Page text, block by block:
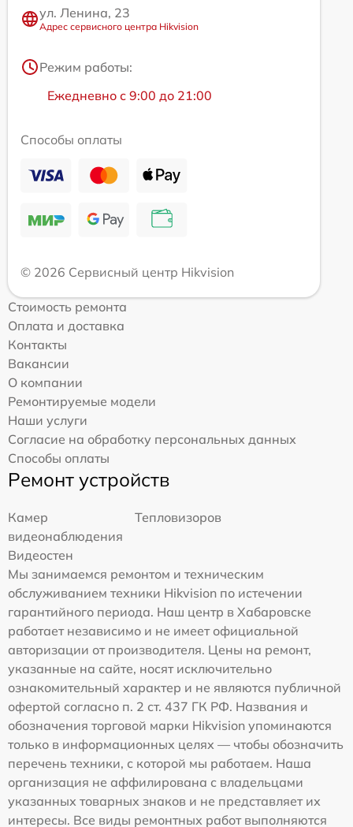
ул. Ленина, 23
Адрес сервисного центра Hikvision
Режим работы:
Ежедневно с 9:00 до 21:00
Способы оплаты
© 2026 Сервисный центр Hikvision
Стоимость ремонта
Оплата и доставка
Контакты
Вакансии
О компании
Ремонтируемые модели
Наши услуги
Согласие на обработку персональных данных
Способы оплаты
Ремонт устройств
Камер
видеонаблюдения
Тепловизоров
Видеостен
Мы занимаемся ремонтом и техническим
обслуживанием техники Hikvision по истечении
гарантийного периода. Наш центр в Хабаровске
работает независимо и не имеет официальной
авторизации от производителя. Цены на ремонт,
указанные на сайте, носят исключительно
ознакомительный характер и не являются публичной
офертой согласно п. 2 ст. 437 ГК РФ. Названия и
обозначения торговой марки Hikvision упоминаются
только в информационных целях — чтобы обозначить
перечень техники, с которой мы работаем. Наша
организация не аффилирована с владельцами
указанных товарных знаков и не представляет их
интересы. Все виды ремонтных работ выполняются